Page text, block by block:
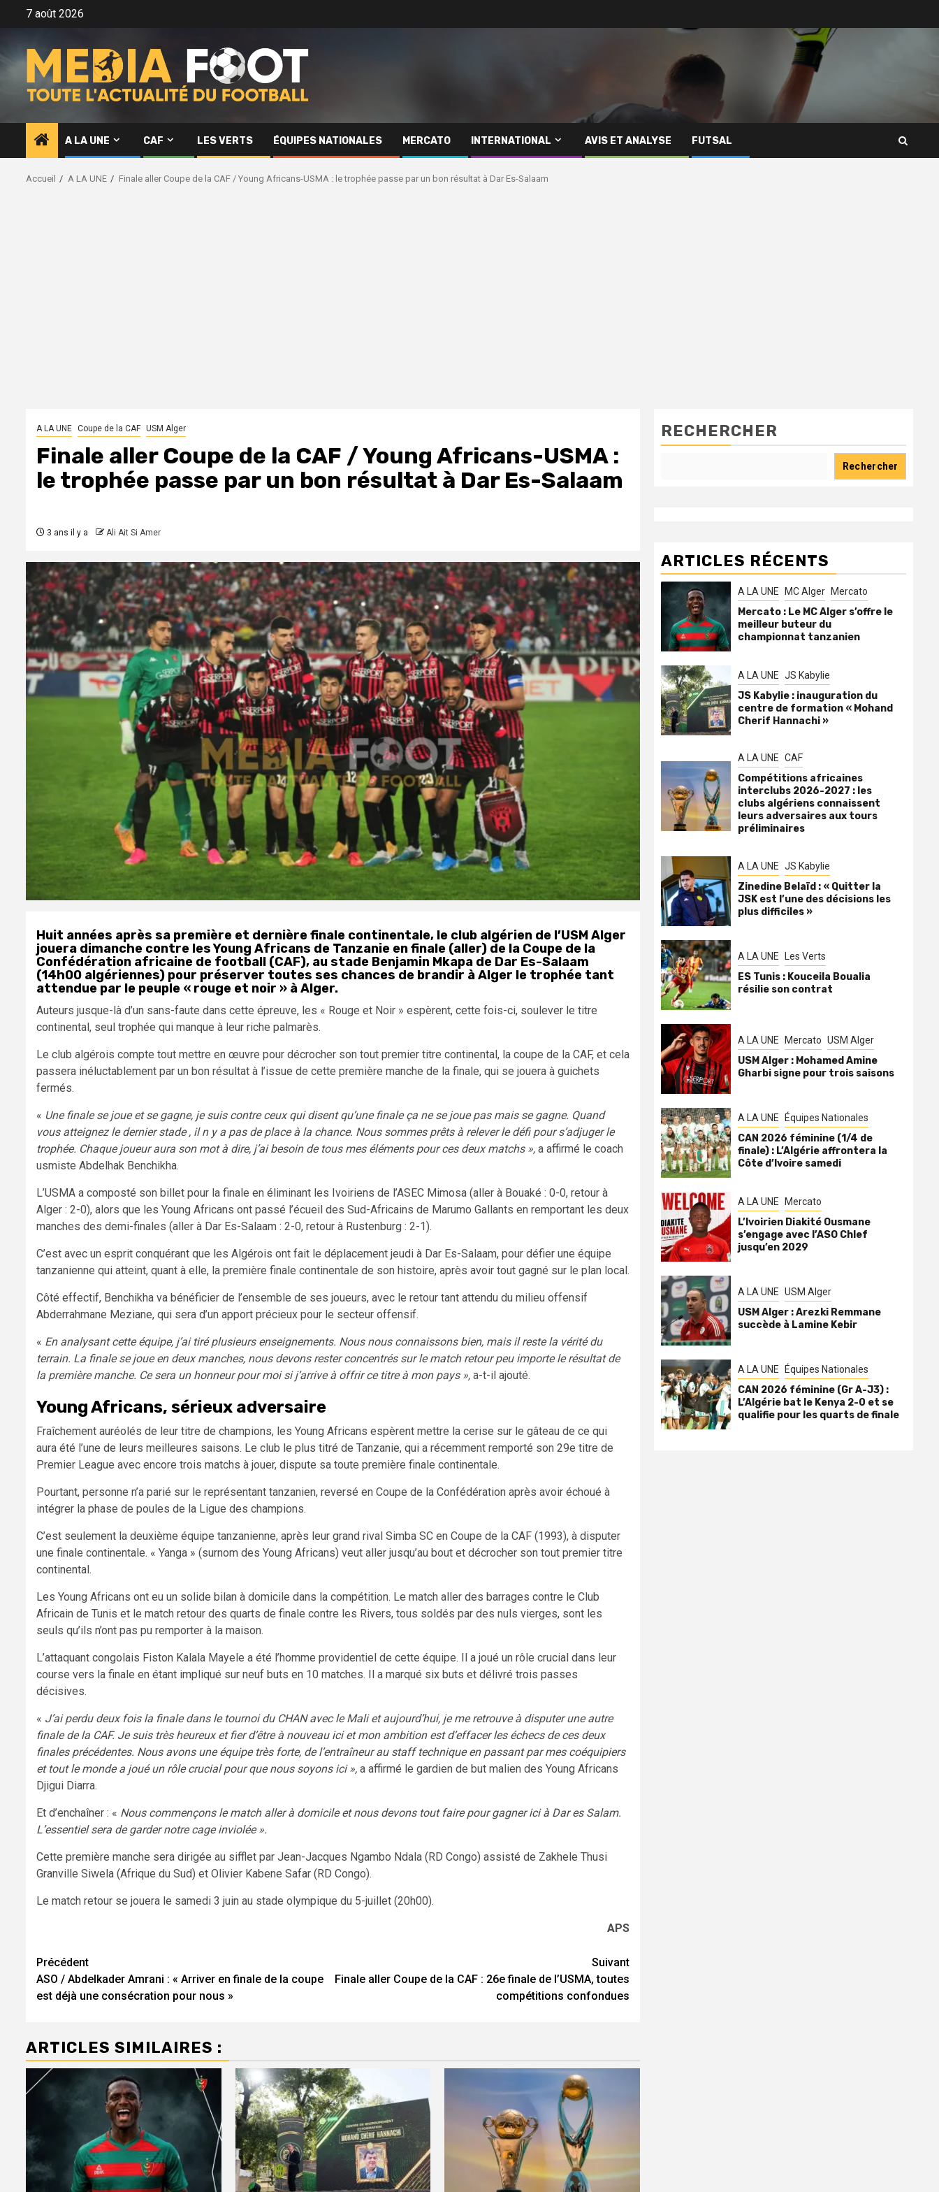
7 août 2026
A LA UNE CAF LES VERTS ÉQUIPES NATIONALES MERCATO INTERNATIONAL AVIS ET ANALYSE FUTSAL
Accueil A LA UNE Finale aller Coupe de la CAF / Young Africans-USMA : le trophée passe par un bon résultat à Dar Es-Salaam
A LA UNE Coupe de la CAF USM Alger
Finale aller Coupe de la CAF / Young Africans-USMA :
le trophée passe par un bon résultat à Dar Es-Salaam
3 ans il y a Ali Ait Si Amer
Huit années après sa première et dernière finale continentale, le club algérien de l’USM Alger
jouera dimanche contre les Young Africans de Tanzanie en finale (aller) de la Coupe de la
Confédération africaine de football (CAF), au stade Benjamin Mkapa de Dar Es-Salaam
(14h00 algériennes) pour préserver toutes ses chances de brandir à Alger le trophée tant
attendue par le peuple « rouge et noir » à Alger.
Auteurs jusque-là d’un sans-faute dans cette épreuve, les « Rouge et Noir » espèrent, cette fois-ci, soulever le titre
continental, seul trophée qui manque à leur riche palmarès.
Le club algérois compte tout mettre en œuvre pour décrocher son tout premier titre continental, la coupe de la CAF, et cela
passera inéluctablement par un bon résultat à l’issue de cette première manche de la finale, qui se jouera à guichets
fermés.
« Une finale se joue et se gagne, je suis contre ceux qui disent qu’une finale ça ne se joue pas mais se gagne. Quand
vous atteignez le dernier stade , il n y a pas de place à la chance. Nous sommes prêts à relever le défi pour s’adjuger le
trophée. Chaque joueur aura son mot à dire, j’ai besoin de tous mes éléments pour ces deux matchs », a affirmé le coach
usmiste Abdelhak Benchikha.
L’USMA a composté son billet pour la finale en éliminant les Ivoiriens de l’ASEC Mimosa (aller à Bouaké : 0-0, retour à
Alger : 2-0), alors que les Young Africans ont passé l’écueil des Sud-Africains de Marumo Gallants en remportant les deux
manches des demi-finales (aller à Dar Es-Salaam : 2-0, retour à Rustenburg : 2-1).
C’est avec un esprit conquérant que les Algérois ont fait le déplacement jeudi à Dar Es-Salaam, pour défier une équipe
tanzanienne qui atteint, quant à elle, la première finale continentale de son histoire, après avoir tout gagné sur le plan local.
Côté effectif, Benchikha va bénéficier de l’ensemble de ses joueurs, avec le retour tant attendu du milieu offensif
Abderrahmane Meziane, qui sera d’un apport précieux pour le secteur offensif.
« En analysant cette équipe, j’ai tiré plusieurs enseignements. Nous nous connaissons bien, mais il reste la vérité du
terrain. La finale se joue en deux manches, nous devons rester concentrés sur le match retour peu importe le résultat de
la première manche. Ce sera un honneur pour moi si j’arrive à offrir ce titre à mon pays », a-t-il ajouté.
Young Africans, sérieux adversaire
Fraîchement auréolés de leur titre de champions, les Young Africans espèrent mettre la cerise sur le gâteau de ce qui
aura été l’une de leurs meilleures saisons. Le club le plus titré de Tanzanie, qui a récemment remporté son 29e titre de
Premier League avec encore trois matchs à jouer, dispute sa toute première finale continentale.
Pourtant, personne n’a parié sur le représentant tanzanien, reversé en Coupe de la Confédération après avoir échoué à
intégrer la phase de poules de la Ligue des champions.
C’est seulement la deuxième équipe tanzanienne, après leur grand rival Simba SC en Coupe de la CAF (1993), à disputer
une finale continentale. « Yanga » (surnom des Young Africans) veut aller jusqu’au bout et décrocher son tout premier titre
continental.
Les Young Africans ont eu un solide bilan à domicile dans la compétition. Le match aller des barrages contre le Club
Africain de Tunis et le match retour des quarts de finale contre les Rivers, tous soldés par des nuls vierges, sont les
seuls qu’ils n’ont pas pu remporter à la maison.
L’attaquant congolais Fiston Kalala Mayele a été l’homme providentiel de cette équipe. Il a joué un rôle crucial dans leur
course vers la finale en étant impliqué sur neuf buts en 10 matches. Il a marqué six buts et délivré trois passes
décisives.
« J’ai perdu deux fois la finale dans le tournoi du CHAN avec le Mali et aujourd’hui, je me retrouve à disputer une autre
finale de la CAF. Je suis très heureux et fier d’être à nouveau ici et mon ambition est d’effacer les échecs de ces deux
finales précédentes. Nous avons une équipe très forte, de l’entraîneur au staff technique en passant par mes coéquipiers
et tout le monde a joué un rôle crucial pour que nous soyons ici », a affirmé le gardien de but malien des Young Africans
Djigui Diarra.
Et d’enchaîner : « Nous commençons le match aller à domicile et nous devons tout faire pour gagner ici à Dar es Salam.
L’essentiel sera de garder notre cage inviolée ».
Cette première manche sera dirigée au sifflet par Jean-Jacques Ngambo Ndala (RD Congo) assisté de Zakhele Thusi
Granville Siwela (Afrique du Sud) et Olivier Kabene Safar (RD Congo).
Le match retour se jouera le samedi 3 juin au stade olympique du 5-juillet (20h00).
APS
Navigation
d’article
Précédent
ASO / Abdelkader Amrani : « Arriver en finale de la coupe
est déjà une consécration pour nous »
Suivant
Finale aller Coupe de la CAF : 26e finale de l’USMA, toutes
compétitions confondues
ARTICLES SIMILAIRES :
RECHERCHER
Rechercher
ARTICLES RÉCENTS
A LA UNE MC Alger Mercato
Mercato : Le MC Alger s’offre le
meilleur buteur du
championnat tanzanien
A LA UNE JS Kabylie
JS Kabylie : inauguration du
centre de formation « Mohand
Cherif Hannachi »
A LA UNE CAF
Compétitions africaines
interclubs 2026-2027 : les
clubs algériens connaissent
leurs adversaires aux tours
préliminaires
A LA UNE JS Kabylie
Zinedine Belaïd : « Quitter la
JSK est l’une des décisions les
plus difficiles »
A LA UNE Les Verts
ES Tunis : Kouceila Boualia
résilie son contrat
A LA UNE Mercato USM Alger
USM Alger : Mohamed Amine
Gharbi signe pour trois saisons
A LA UNE Équipes Nationales
CAN 2026 féminine (1/4 de
finale) : L’Algérie affrontera la
Côte d’Ivoire samedi
A LA UNE Mercato
L’Ivoirien Diakité Ousmane
s’engage avec l’ASO Chlef
jusqu’en 2029
A LA UNE USM Alger
USM Alger : Arezki Remmane
succède à Lamine Kebir
A LA UNE Équipes Nationales
CAN 2026 féminine (Gr A-J3) :
L’Algérie bat le Kenya 2-0 et se
qualifie pour les quarts de finale